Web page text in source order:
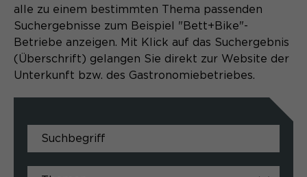
alle zu einem bestimmten Thema passenden
Suchergebnisse zum Beispiel "Bett+Bike"-
Betriebe anzeigen. Mit Klick auf das Suchergebnis
(Überschrift) gelangen Sie direkt zur Website der
Unterkunft bzw. des Gastronomiebetriebes.